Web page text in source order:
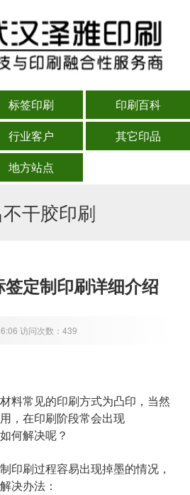
标签印刷
印刷百科
行业客户
其它印品
地方站点
干胶印刷
定制印刷详细介绍
访问次数：439
料常见的印刷方式为凸印，当然
，在印刷阶段常会出现
何解决呢？
印刷过程容易出现掉墨的情况，
决办法：